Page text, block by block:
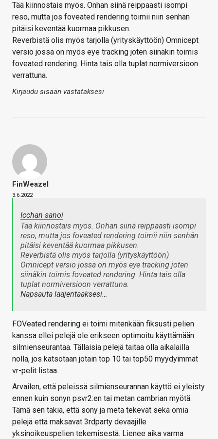
Tää kiinnostais myös. Onhan siinä reippaasti isompi
reso, mutta jos foveated rendering toimii niin senhän
pitäisi keventää kuormaa pikkusen.
Reverbistä olis myös tarjolla (yrityskäyttöön) Omnicept
versio jossa on myös eye tracking joten siinäkin toimis
foveated rendering. Hinta tais olla tuplat normiversioon
verrattuna.
Kirjaudu sisään vastataksesi
FinWeazel
3.6.2022
Icchan sanoi
Tää kiinnostais myös. Onhan siinä reippaasti isompi
reso, mutta jos foveated rendering toimii niin senhän
pitäisi keventää kuormaa pikkusen.
Reverbistä olis myös tarjolla (yrityskäyttöön)
Omnicept versio jossa on myös eye tracking joten
siinäkin toimis foveated rendering. Hinta tais olla
tuplat normiversioon verrattuna.
Napsauta laajentaaksesi…
FOVeated rendering ei toimi mitenkään fiksusti pelien
kanssa ellei pelejä ole erikseen optimoitu käyttämään
silmienseurantaa. Tällaisia pelejä taitaa olla aikalailla
nolla, jos katsotaan jotain top 10 tai top50 myydyimmät
vr-pelit listaa.
Arvailen, että peleissä silmienseurannan käyttö ei yleisty
ennen kuin sonyn psvr2:en tai metan cambrian myötä.
Tämä sen takia, että sony ja meta tekevät sekä omia
pelejä että maksavat 3rdparty devaajille
yksinoikeuspelien tekemisestä. Lienee aika varma